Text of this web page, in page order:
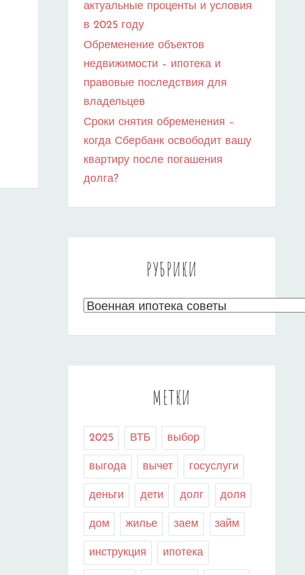
актуальные проценты и условия
в 2025 году
Обременение объектов
недвижимости – ипотека и
правовые последствия для
владельцев
Сроки снятия обременения –
когда Сбербанк освободит вашу
квартиру после погашения
долга?
РУБРИКИ
Рубрики
МЕТКИ
2025 ВТБ выбор
выгода вычет госуслуги
деньги дети долг доля
дом жилье заем займ
инструкция ипотека